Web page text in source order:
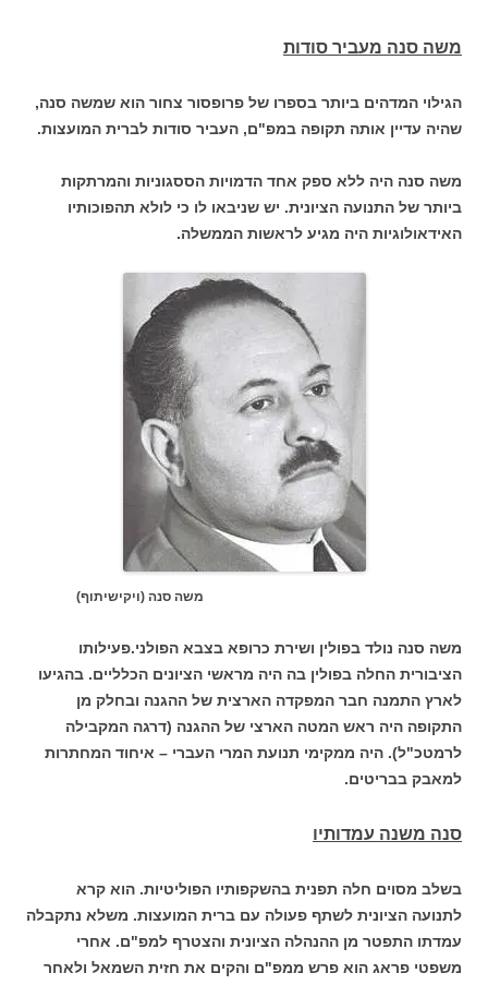
משה סנה מעביר סודות
הגילוי המדהים ביותר בספרו של פרופסור צחור הוא שמשה סנה,
שהיה עדיין אותה תקופה במפ"ם, העביר סודות לברית המועצות.
משה סנה היה ללא ספק אחד הדמויות הססגוניות והמרתקות
ביותר של התנועה הציונית. יש שניבאו לו כי לולא תהפוכותיו
האידאולוגיות היה מגיע לראשות הממשלה.
משה סנה (ויקישיתוף)
משה סנה נולד בפולין ושירת כרופא בצבא הפולני.פעילותו
הציבורית החלה בפולין בה היה מראשי הציונים הכלליים. בהגיעו
לארץ התמנה חבר המפקדה הארצית של ההגנה ובחלק מן
התקופה היה ראש המטה הארצי של ההגנה (דרגה המקבילה
לרמטכ"ל). היה ממקימי תנועת המרי העברי – איחוד המחתרות
למאבק בבריטים.
סנה משנה עמדותיו
בשלב מסוים חלה תפנית בהשקפותיו הפוליטיות. הוא קרא
לתנועה הציונית לשתף פעולה עם ברית המועצות. משלא נתקבלה
עמדתו התפטר מן ההנהלה הציונית והצטרף למפ"ם. אחרי
משפטי פראג הוא פרש ממפ"ם והקים את חזית השמאל ולאחר